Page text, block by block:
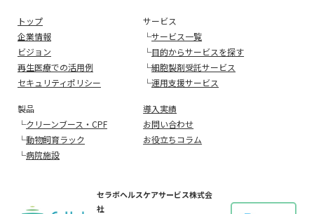
トップ
企業情報
ビジョン
再生医療での活用例
セキュリティポリシー
サービス
└サービス一覧
└目的からサービスを探す
└細胞製剤受託サービス
└運用支援サービス
製品
└クリーンブース・CPF
└動物飼育ラック
└病院施設
導入実績
お問い合わせ
お役立ちコラム
セラボヘルスケアサービス株式会
社